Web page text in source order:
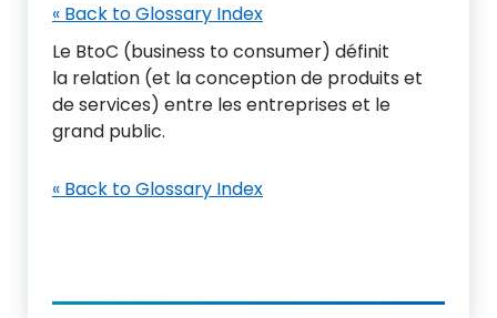
« Back to Glossary Index
Le BtoC (business to consumer) définit
la relation (et la conception de produits et
de services) entre les entreprises et le
grand public.
« Back to Glossary Index